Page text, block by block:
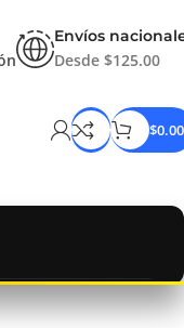
Envíos
Desde $125.00
$0.00